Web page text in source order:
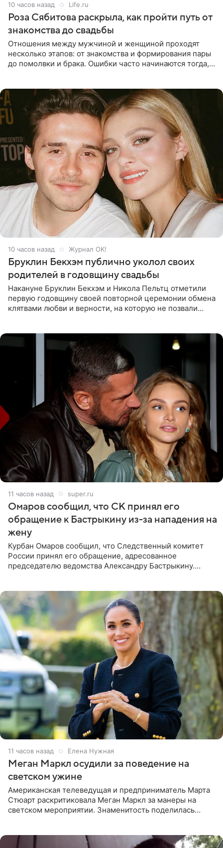
10 часов назад Life.ru
Роза Сябитова раскрыла, как пройти путь от
знакомства до свадьбы
Отношения между мужчиной и женщиной проходят
несколько этапов: от знакомства и формирования пары
до помолвки и брака. Ошибки часто начинаются тогда,
10 часов назад Журнал OK!
Бруклин Бекхэм публично уколол своих
родителей в годовщину свадьбы
Накануне Бруклин Бекхэм и Никола Пельтц отметили
первую годовщину своей повторной церемонии обмена
клятвами любви и верности, на которую не позвали
11 часов назад super.ru
Омаров сообщил, что СК принял его
обращение к Бастрыкину из-за нападения на
жену
Курбан Омаров сообщил, что Следственный комитет
России принял его обращение, адресованное
председателю ведомства Александру Бастрыкину.
11 часов назад Елена Нужная
Меган Маркл осудили за поведение на
светском ужине
Американская телеведущая и предприниматель Марта
Стюарт раскритиковала Меган Маркл за манеры на
светском мероприятии. Знаменитость поделилась